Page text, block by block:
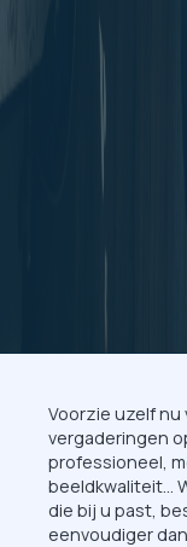
Voorzie uzelf
vergaderingen
professioneel,
beeldkwaliteit...
die bij u past,
eenvoudiger